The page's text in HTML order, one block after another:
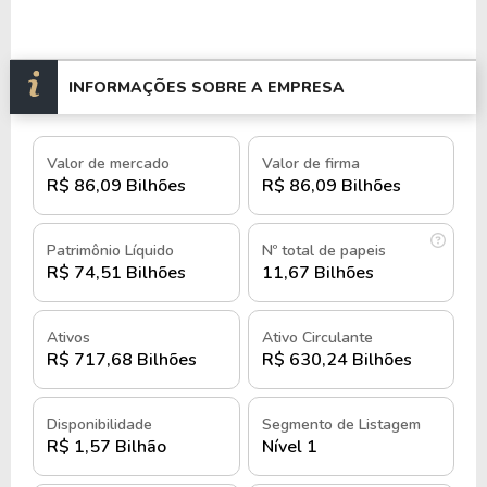
brasileira sob os códigosBPAC11,BPAC3e
BPAC5eBPAC11F,BPAC3F,BPAC5F
mercado fracionário.
História e quando foi criado o BTG
Pactual
O BTG Pactual foi fundado em 1983, no Rio de
Janeiro, por André Jacurski, Luiz Cezar Fernandes e
Paulo Guedes, e d
esde o início, a empresa adotou
um modelo de gestão baseado na partnership,
meritocracia e empreendedorismo.
Em 1998, houve uma troca significativa na carta de
sócios, com André Esteves, Eduardo Plass, Gilberto
INFORMAÇÕES SOBRE A EMPRESA
Valor de mercado
R$ 86,09 Bilhões
Valor de firma
R$ 86,09 Bilhões
Patrimônio Líquido
R$ 74,51 Bilhões
Nº total de papeis
11,67 Bilhões
Ativos
R$ 717,68 Bilhões
Ativo Circulante
R$ 630,24 Bilhões
Disponibilidade
R$ 1,57 Bilhão
Segmento de Listagem
Nível 1